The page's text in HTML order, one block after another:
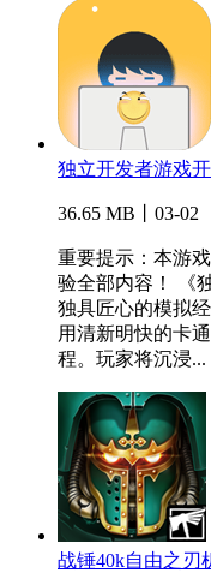
独立开发者游戏
36.65 MB丨03-02
重要提示：本游
验全部内容！ 《
独具匠心的模拟
用清新明快的卡
程。玩家将沉浸...
战锤40k自由之刃